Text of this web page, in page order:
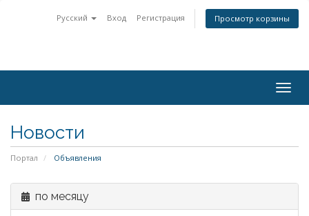
Русский Вход Регистрация Просмотр корзины
Новости
Портал Объявления
по месяцу